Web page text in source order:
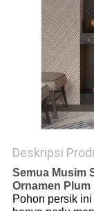
PRIVASI
Deskripsi
Semua Musim
Ornamen
Pohon persik